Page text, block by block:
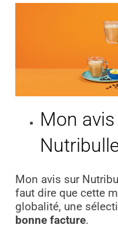
Mon
Mon avis sur
faut dire que cette
globalité, une
bonne facture.